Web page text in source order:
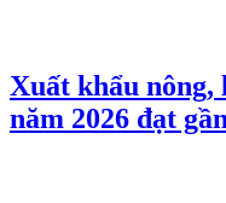
Xuất khẩu nông,
năm 2026 đạt